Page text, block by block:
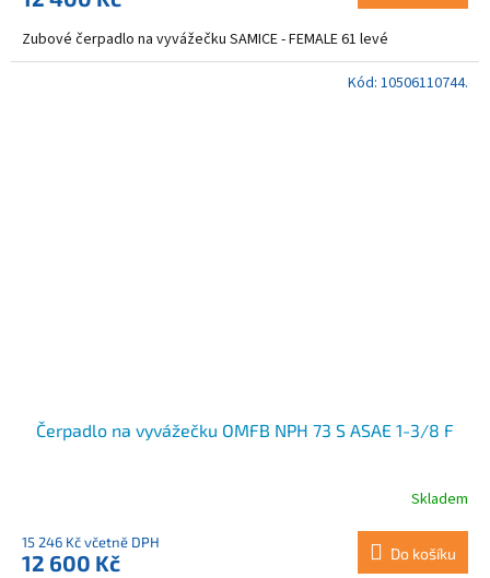
Zubové čerpadlo na vyvážečku SAMICE - FEMALE 61 levé
Čerpadlo na vyvážečku OMFB NPH 73 S ASAE 1-3/8 F
Skladem
15 246 Kč včetně DPH
12 600 Kč Do košíku
Kód: 10506110744.